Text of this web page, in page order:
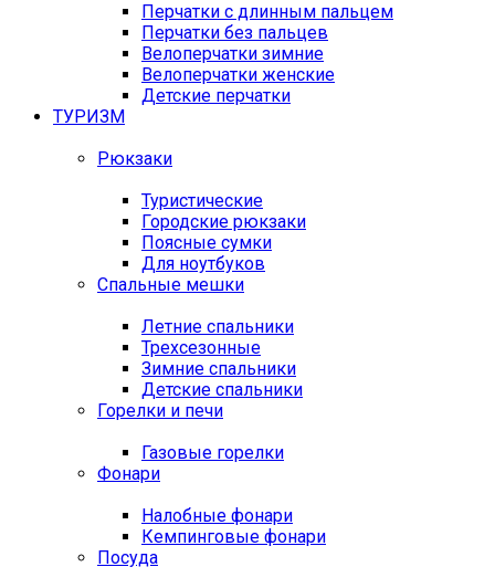
Перчатки с длинным пальцем
Перчатки без пальцев
Велоперчатки зимние
Велоперчатки женские
Детские перчатки
ТУРИЗМ
Рюкзаки
Туристические
Городские рюкзаки
Поясные сумки
Для ноутбуков
Спальные мешки
Летние спальники
Трехсезонные
Зимние спальники
Детские спальники
Горелки и печи
Газовые горелки
Фонари
Налобные фонари
Кемпинговые фонари
Посуда